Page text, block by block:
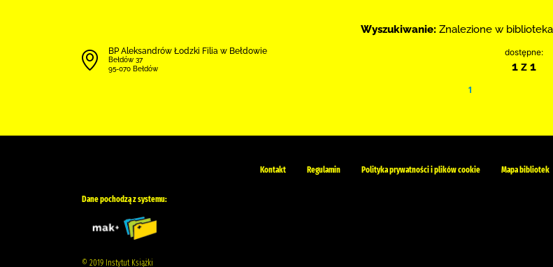
Wyszukiwanie: Znalezione w
BP Aleksandrów Łodzki Filia w Bełdowie
Bełdów 37
95-070 Bełdów
dostępne:
1 z 1
1
Kontakt Regulamin Polityka prywatności i plików cookie Mapa bibliotek
Dane pochodzą z systemu:
© 2019 Instytut Książki